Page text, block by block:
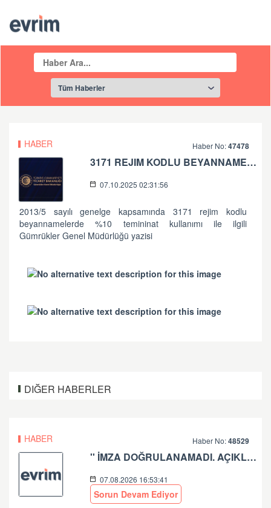
HABER Haber No:47478
3171 REJIM KODLU BEYANNAMELERDE %10 TEMININAT KULLANIMI
07.10.2025 02:31:56
2013/5 sayılı genelge kapsamında 3171 rejim kodlu
beyannamelerde %10 temininat kullanımı ile ilgili
Gümrükler Genel Müdürlüğü yazisi
DIĞER HABERLER
HABER Haber No:48529
'' İMZA DOĞRULANAMADI. AÇIKLAMA: İMZA FORMATI YANLIŞ.'' HATASI HK
07.08.2026 16:53:41
Sorun Devam Ediyor